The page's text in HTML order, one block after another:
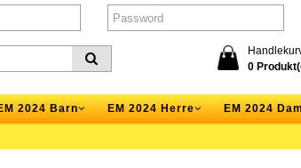
0
2024 Barn EM 2024 Herre EM 2024